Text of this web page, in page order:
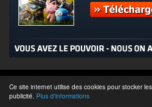
Ce site internet utilise des cookies pour stocker
publicité. Plus d'informations